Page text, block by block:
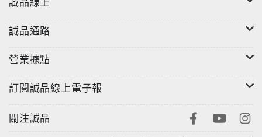
誠品通路
營業據點
訂閱誠品線上電子報
關注誠品